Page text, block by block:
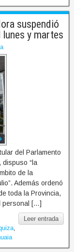
suspendió
y martes
del Parlamento
dispuso “la
de la
Además ordenó
toda la Provincia,
personal […]
Leer entrada